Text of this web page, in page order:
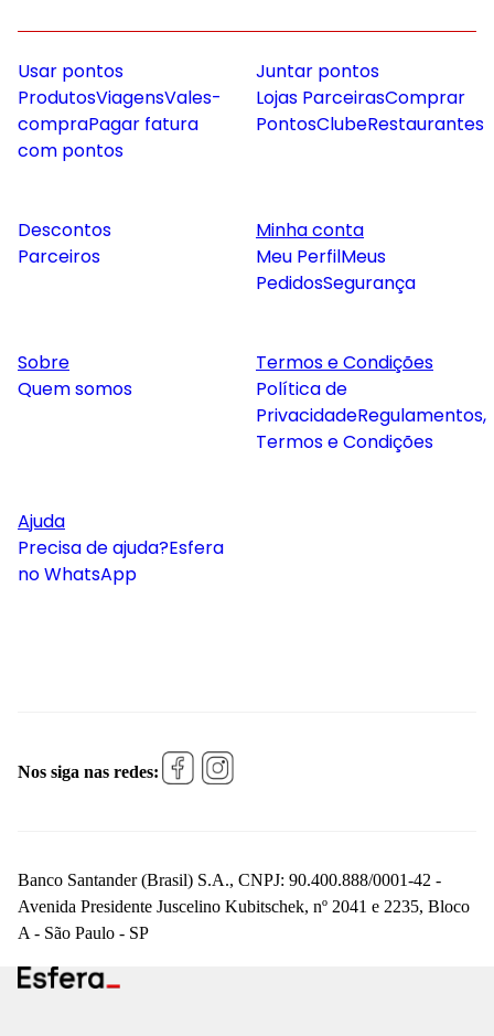
Usar pontos
ProdutosViagensVales-
compraPagar fatura
com pontos
Juntar pontos
Lojas ParceirasComprar
PontosClubeRestaurantes
Descontos
Parceiros
Minha conta
Meu PerfilMeus
PedidosSegurança
Sobre
Quem somos
Termos e Condições
Política de
PrivacidadeRegulamentos,
Termos e Condições
Ajuda
Precisa de ajuda?Esfera
no WhatsApp
Nos siga nas redes:
Banco Santander (Brasil) S.A., CNPJ: 90.400.888/0001-42 -
Avenida Presidente Juscelino Kubitschek, nº 2041 e 2235, Bloco
A - São Paulo - SP